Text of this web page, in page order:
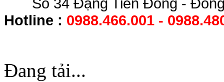
Số 34 Đặng Tiến Đông -
Hotline : 0988.466.001 -
Đang tải...